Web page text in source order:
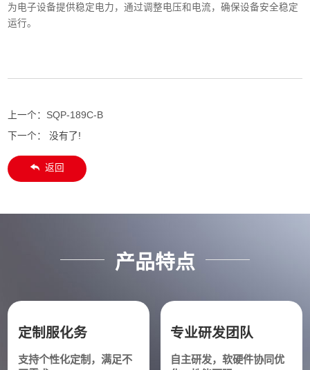
为电子设备提供稳定电力，通过调整电压和电流，确保设备安全稳定
运行。
上一个： SQP-189C-B
下一个： 没有了!
返回
产品特点
定制服化务
支持个性化定制，满足不
专业研发团队
自主研发，软硬件协同优